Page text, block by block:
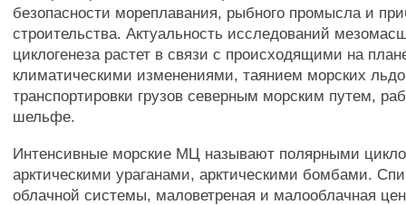
безопасности мореплавания, рыбного промысла и
строительства. Актуальность исследований
циклогенеза растет в связи с происходящими на
климатическими изменениями, таянием морских
транспортировки грузов северным морским путем,
шельфе.
Интенсивные морские МЦ называют полярными
арктическими ураганами, арктическими бомбами.
облачной системы, маловетреная и малооблачная